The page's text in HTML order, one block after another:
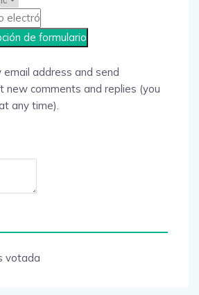
address and send
new comments and replies (you
any time).
votada